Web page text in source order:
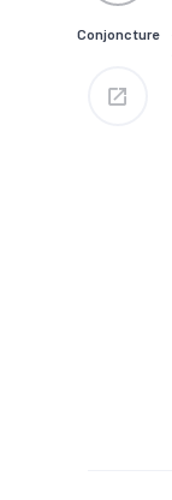
Conjoncture